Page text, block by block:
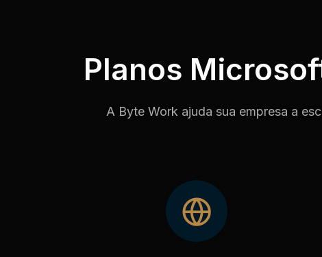
Planos
A Byte Work ajuda sua empresa a